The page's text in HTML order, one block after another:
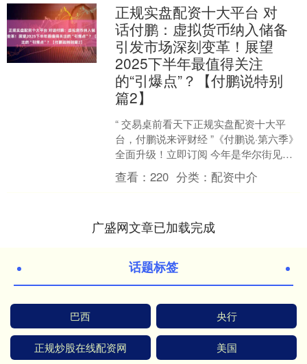
正规实盘配资十大平台 对
话付鹏：虚拟货币纳入储备
引发市场深刻变革！展望
2025下半年最值得关注
的“引爆点”？【付鹏说特别
篇2】
“ 交易桌前看天下正规实盘配资十大平
台，付鹏说来评财经 ”《付鹏说·第六季》
全面升级！立即订阅 今年是华尔街见闻
《付鹏说》年度专栏的第十个年头！ 正
值《付鹏说第....
查看：220 分类：配资中介
广盛网文章已加载完成
话题标签
巴西 央行
正规炒股在线配资网 美国